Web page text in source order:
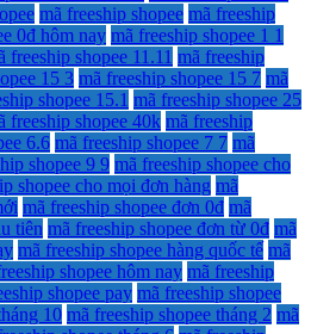
mã freeship shopee mã freeship
0đ hôm nay mã freeship shopee 1 1
freeship shopee 11.11 mã freeship
15 3 mã freeship shopee 15 7 mã
shopee 15.1 mã freeship shopee 25
freeship shopee 40k mã freeship
6.6 mã freeship shopee 7 7 mã
shopee 9 9 mã freeship shopee cho
shopee cho mọi đơn hàng mã
mã freeship shopee đơn 0đ mã
tiên mã freeship shopee đơn từ 0đ mã
mã freeship shopee hàng quốc tế mã
shopee hôm nay mã freeship
shopee pay mã freeship shopee
10 mã freeship shopee tháng 2 mã